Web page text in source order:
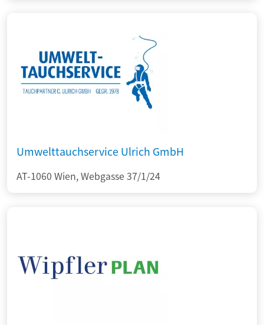
Umwelttauchservice Ulrich GmbH
AT-1060 Wien, Webgasse 37/1/24